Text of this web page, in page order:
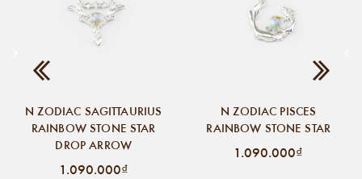
N ZODIAC SAGITTAURIUS
RAINBOW STONE STAR
DROP ARROW
1.090.000₫
N ZODIAC PISCES
RAINBOW STONE STAR
1.090.000₫